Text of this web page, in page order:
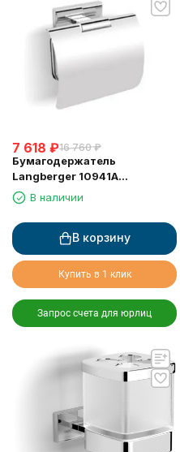
7 618 ₽16 760 ₽
Бумагодержатель
Langberger 10941A
туалетной бумаги с
крышкой
В наличии
В корзину
Купить в 1 клик
Запрос счета для юрлиц